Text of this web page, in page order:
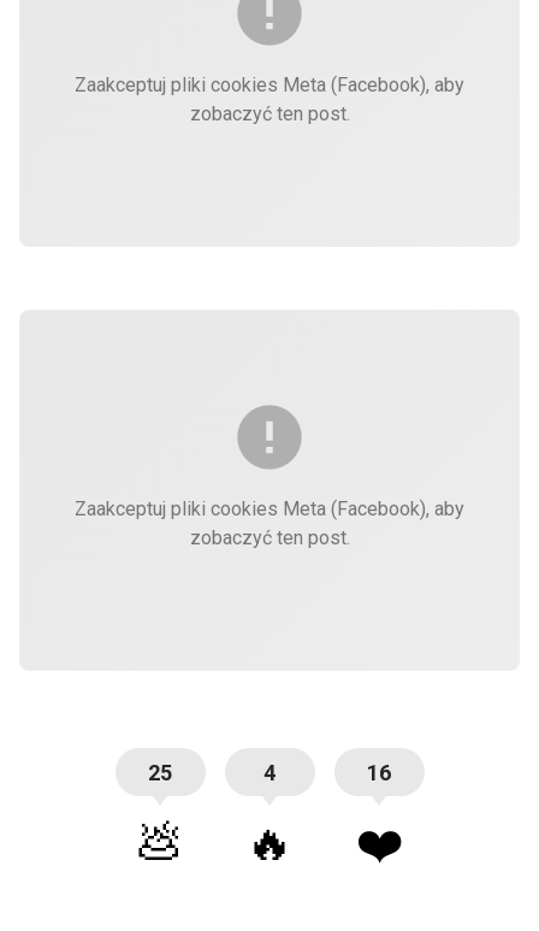
Zaakceptuj pliki cookies Meta (Facebook), aby
zobaczyć ten post.
Zaakceptuj pliki cookies Meta (Facebook), aby
zobaczyć ten post.
25
💩
4
🔥
16
❤️